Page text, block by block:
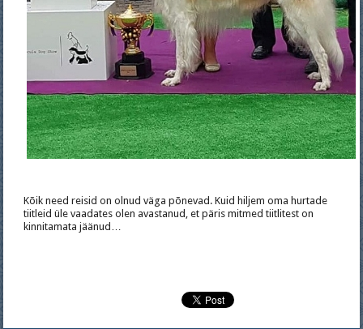
Kõik need reisid on olnud väga põnevad. Kuid hiljem oma hurtade
tiitleid üle vaadates olen avastanud, et päris mitmed tiitlitest on
kinnitamata jäänud…